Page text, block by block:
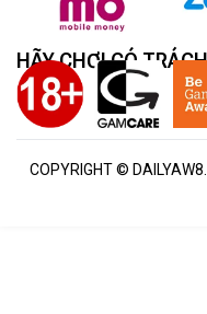
HÃY CHƠI CÓ
COPYRIGHT ©